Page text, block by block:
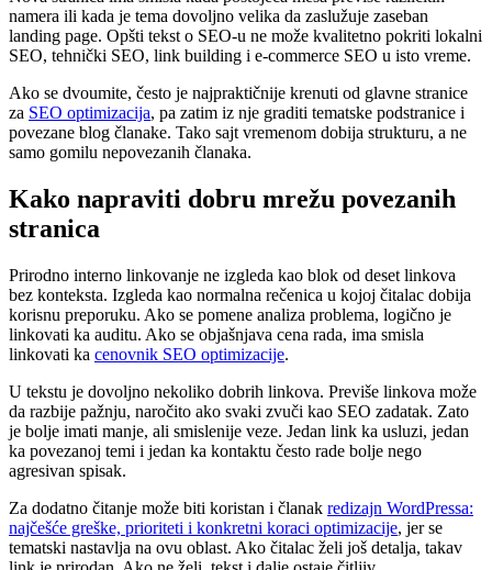
namera ili kada je tema dovoljno velika da zaslužuje zaseban
landing page. Opšti tekst o SEO-u ne može kvalitetno pokriti lokalni
SEO, tehnički SEO, link building i e-commerce SEO u isto vreme.
Ako se dvoumite, često je najpraktičnije krenuti od glavne stranice
za SEO optimizacija, pa zatim iz nje graditi tematske podstranice i
povezane blog članake. Tako sajt vremenom dobija strukturu, a ne
samo gomilu nepovezanih članaka.
Kako napraviti dobru mrežu povezanih
stranica
Prirodno interno linkovanje ne izgleda kao blok od deset linkova
bez konteksta. Izgleda kao normalna rečenica u kojoj čitalac dobija
korisnu preporuku. Ako se pomene analiza problema, logično je
linkovati ka auditu. Ako se objašnjava cena rada, ima smisla
linkovati ka cenovnik SEO optimizacije.
U tekstu je dovoljno nekoliko dobrih linkova. Previše linkova može
da razbije pažnju, naročito ako svaki zvuči kao SEO zadatak. Zato
je bolje imati manje, ali smislenije veze. Jedan link ka usluzi, jedan
ka povezanoj temi i jedan ka kontaktu često rade bolje nego
agresivan spisak.
Za dodatno čitanje može biti koristan i članak redizajn WordPressa:
najčešće greške, prioriteti i konkretni koraci optimizacije, jer se
tematski nastavlja na ovu oblast. Ako čitalac želi još detalja, takav